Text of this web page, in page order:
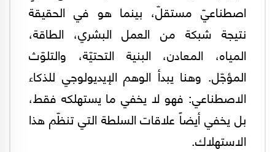
اصطناعيّ مستقلّ، بينما هو في الحقيقة
نتيجة شبكة من العمل البشري، الطاقة،
المياه، المعادن، البنية التحتيّة، والتلوّث
المؤجّل. وهنا يبدأ الوهم الإيديولوجي للذكاء
الاصطناعي: فهو لا يخفي ما يستهلكه فقط،
بل يخفي أيضاً علاقات السلطة التي تنظّم هذا
الاستهلاك.